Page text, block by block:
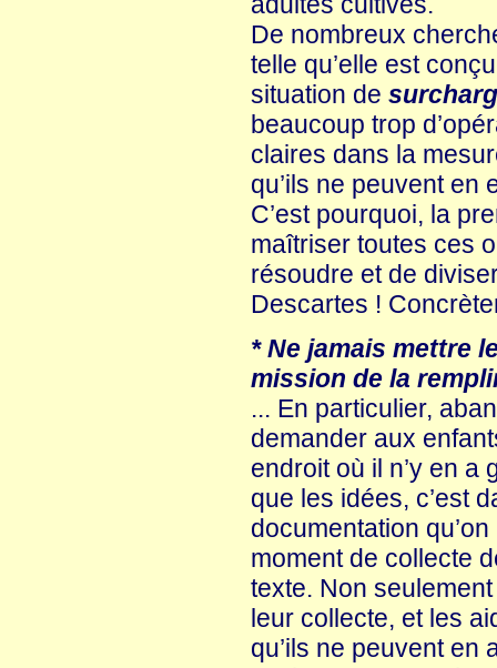
De nombreux
telle qu’elle est
situation de
beaucoup trop
claires dans la
qu’ils ne peuvent en
C’est pourquoi, la
maîtriser toutes ces
résoudre et de
Descartes !
* Ne jamais mettre
mission de la
... En particulier,
demander aux
endroit où il n’y en a
que les idées, c’est
documentation
moment de collecte
texte. Non
leur collecte, et les
qu’ils ne peuvent en